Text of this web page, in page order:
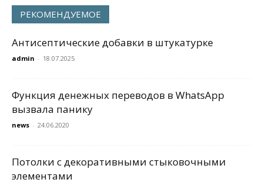
РЕКОМЕНДУЕМОЕ
Антисептические добавки в штукатурке
admin - 18.07.2025
Функция денежных переводов в WhatsApp
вызвала панику
news - 24.06.2020
Потолки с декоративными стыковочными
элементами